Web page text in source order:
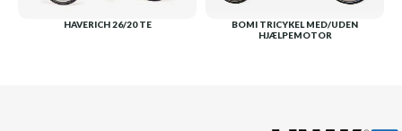
HAVERICH 26/20 TE
BOMI TRICYKEL MED/UDEN
HJÆLPEMOTOR